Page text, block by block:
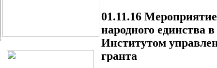
01.11.16
народного единства
Институтом
гранта